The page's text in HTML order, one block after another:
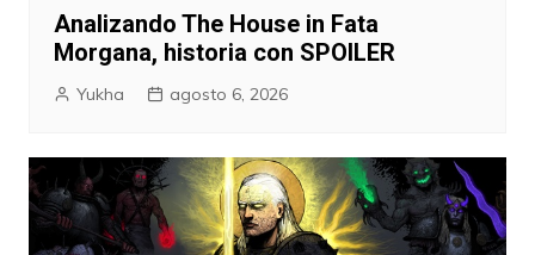
Analizando The House in Fata
Morgana, historia con SPOILER
Yukha agosto 6, 2026